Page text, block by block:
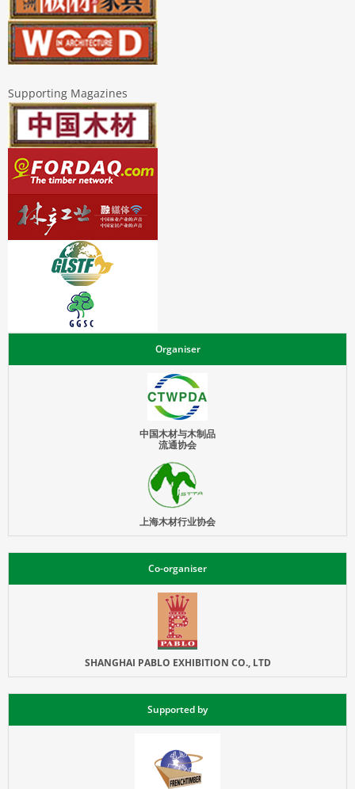
Supporting Magazines
Organiser
中国木材与木制品
流通协会
上海木材行业协会
Co-organiser
SHANGHAI PABLO EXHIBITION CO., LTD
Supported by